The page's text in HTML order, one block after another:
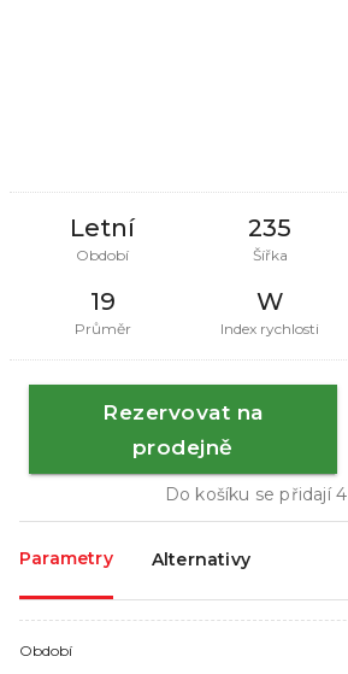
Letní
Období
235
Šířka
19
Průměr
W
Index rychlosti
Rezervovat na
prodejně
Do košíku se přidají4
Parametry Alternativy
Období